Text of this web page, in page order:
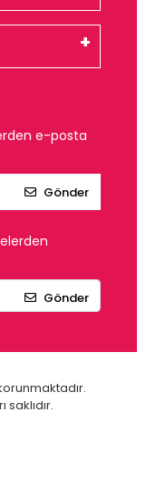
e-posta
Gönder
Gönder